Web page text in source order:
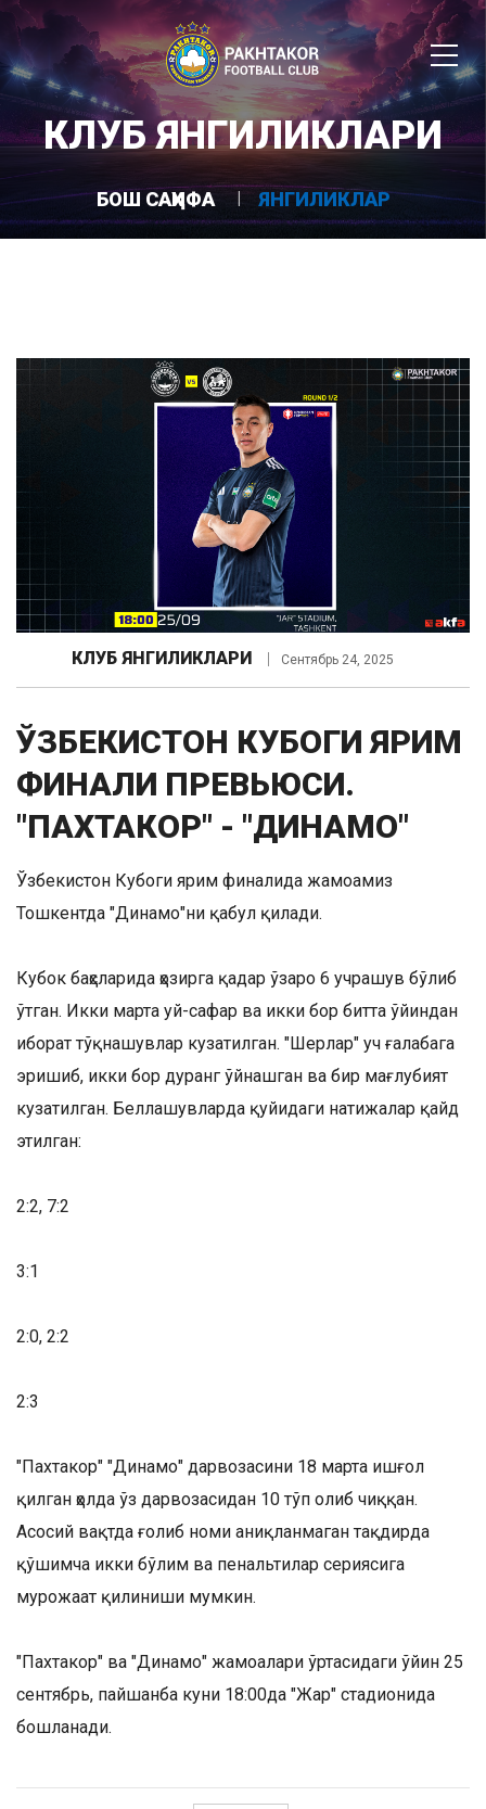
КЛУБ ЯНГИЛИКЛАРИ
БОШ САҲИФА ЯНГИЛИКЛАР
КЛУБ ЯНГИЛИКЛАРИ Сентябрь 24, 2025
ЎЗБЕКИСТОН КУБОГИ ЯРИМ
ФИНАЛИ ПРЕВЬЮСИ.
"ПАХТАКОР" - "ДИНАМО"
Ўзбекистон Кубоги ярим финалида жамоамиз
Тошкентда "Динамо"ни қабул қилади.
Кубок баҳсларида ҳозирга қадар ўзаро 6 учрашув бўлиб
ўтган. Икки марта уй-сафар ва икки бор битта ўйиндан
иборат тўқнашувлар кузатилган. "Шерлар" уч ғалабага
эришиб, икки бор дуранг ўйнашган ва бир мағлубият
кузатилган. Беллашувларда қуйидаги натижалар қайд
этилган:
2:2, 7:2
3:1
2:0, 2:2
2:3
"Пахтакор" "Динамо" дарвозасини 18 марта ишғол
қилган ҳолда ўз дарвозасидан 10 тўп олиб чиққан.
Асосий вақтда ғолиб номи аниқланмаган тақдирда
қўшимча икки бўлим ва пенальтилар сериясига
мурожаат қилиниши мумкин.
"Пахтакор" ва "Динамо" жамоалари ўртасидаги ўйин 25
сентябрь, пайшанба куни 18:00да "Жар" стадионида
бошланади.